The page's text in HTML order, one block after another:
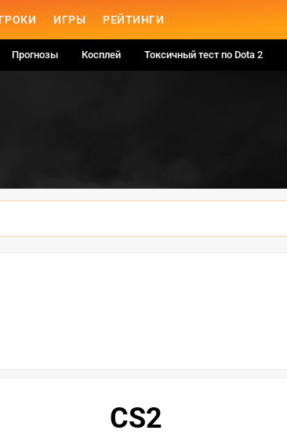
ИГРЫ РЕЙТИНГИ
Прогнозы Косплей Токсичный тест по Dota 2
CS2